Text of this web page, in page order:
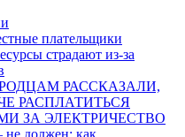
плательщики
страдают из-за
РАССКАЗАЛИ,
РАСПЛАТИТЬСЯ
ЗА ЭЛЕКТРИЧЕСТВО